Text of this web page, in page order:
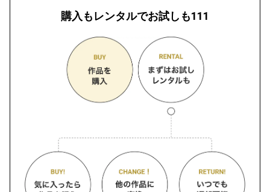
購入もレンタルでお試しも111